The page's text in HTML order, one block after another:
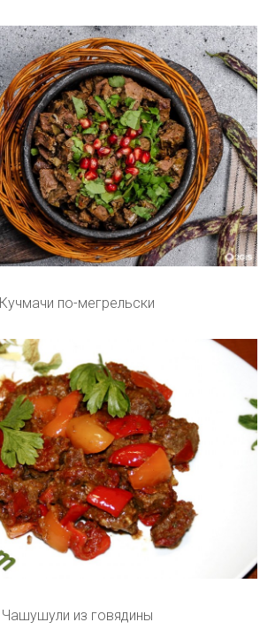
Кучмачи по-мегрельски
Чашушули из говядины